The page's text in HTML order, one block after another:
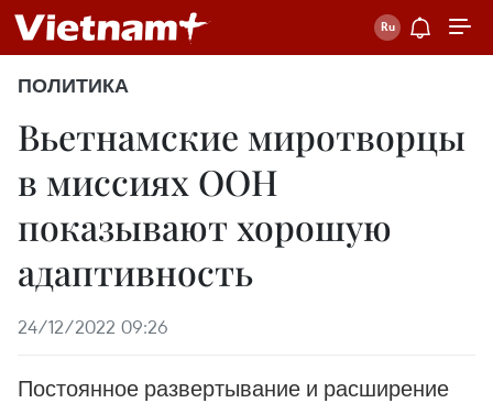
ПОЛИТИКА
Вьетнамские миротворцы
в миссиях ООН
показывают хорошую
адаптивность
24/12/2022 09:26
Постоянное развертывание и расширение